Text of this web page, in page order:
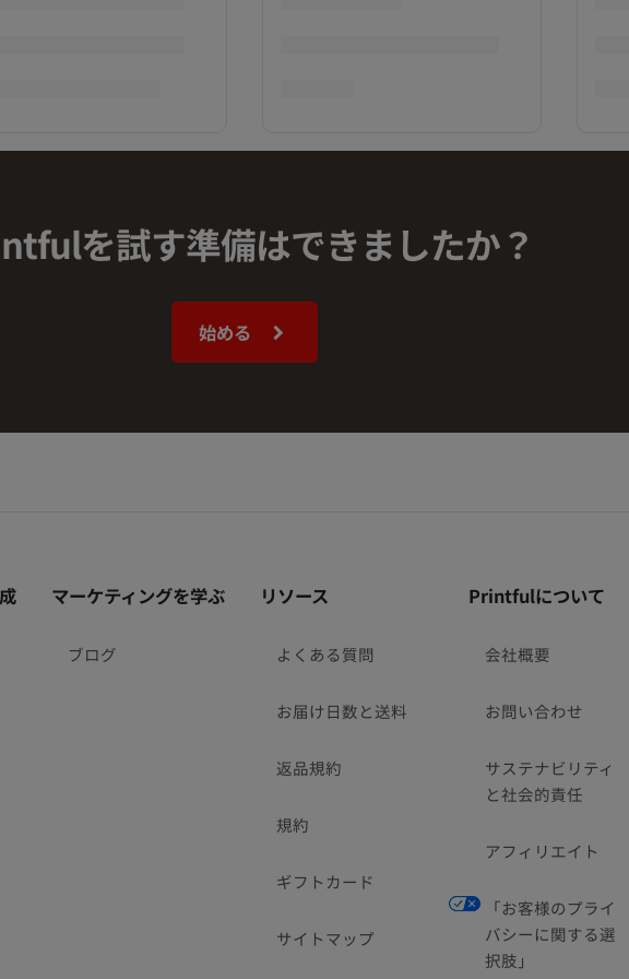
を試す準備はできましたか？
始める
マーケティングを学ぶ
ブログ
リソース
よくある質問
お届け日数と送料
返品規約
規約
ギフトカード
サイトマップ
Printfulについて
会社概要
お問い合わせ
サステナビリティ
と社会的責任
アフィリエイト
「お客様のプライ
バシーに関する選
択肢」